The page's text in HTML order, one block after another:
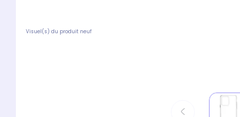
Visuel(s) du produit neuf